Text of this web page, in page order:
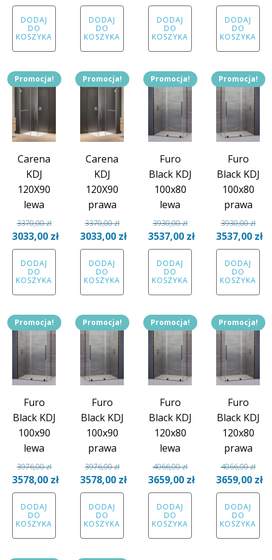
cena
wynosiła:
3292,00 zł.
Aktualna
cena
wynosi:
2963,00 zł.
DODAJ
DO
KOSZYKA
cena
wynosiła:
3292,00 zł.
Aktualna
cena
wynosi:
2963,00 zł.
DODAJ
DO
KOSZYKA
cena
wynosiła:
3317,00 zł.
Aktualna
cena
wynosi:
2985,00 zł.
DODAJ
DO
KOSZYKA
cena
wynosiła:
3317,00 zł.
cena
DODAJ
DO
KOSZYKA
Promocja!
Carena
KDJ
120X90
lewa
3370,00zł
Pierwotna
cena
wynosiła:
3370,00 zł.
3033,00 zł
Aktualna
cena
wynosi:
3033,00 zł.
DODAJ
DO
KOSZYKA
Promocja!
Carena
KDJ
120X90
prawa
3370,00zł
Pierwotna
cena
wynosiła:
3370,00 zł.
3033,00 zł
Aktualna
cena
wynosi:
3033,00 zł.
DODAJ
DO
KOSZYKA
Promocja!
Furo
Black KDJ
100x80
lewa
3930,00zł
Pierwotna
cena
wynosiła:
3930,00 zł.
3537,00 zł
Aktualna
cena
wynosi:
3537,00 zł.
DODAJ
DO
KOSZYKA
Promocja!
Furo
Black KDJ
100x80
prawa
3930,00zł
Pierwotna
cena
wynosiła:
3930,00 zł.
3537,00 zł
cena
DODAJ
DO
KOSZYKA
Promocja!
Furo
Black KDJ
100x90
lewa
3976,00zł
Pierwotna
cena
wynosiła:
3976,00 zł.
3578,00 zł
Aktualna
cena
wynosi:
3578,00 zł.
DODAJ
DO
KOSZYKA
Promocja!
Furo
Black KDJ
100x90
prawa
3976,00zł
Pierwotna
cena
wynosiła:
3976,00 zł.
3578,00 zł
Aktualna
cena
wynosi:
3578,00 zł.
DODAJ
DO
KOSZYKA
Promocja!
Furo
Black KDJ
120x80
lewa
4066,00zł
Pierwotna
cena
wynosiła:
4066,00 zł.
3659,00 zł
Aktualna
cena
wynosi:
3659,00 zł.
DODAJ
DO
KOSZYKA
Promocja!
Furo
Black KDJ
120x80
prawa
4066,00zł
Pierwotna
cena
wynosiła:
4066,00 zł.
3659,00 zł
cena
DODAJ
DO
KOSZYKA